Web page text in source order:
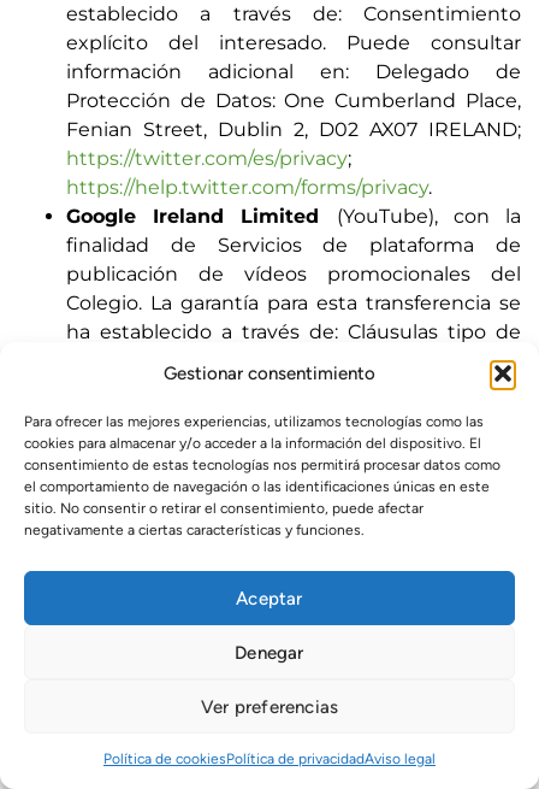
Gestionar consentimiento
Para ofrecer las mejores experiencias, utilizamos tecnologías como las
cookies para almacenar y/o acceder a la información del dispositivo. El
consentimiento de estas tecnologías nos permitirá procesar datos como
el comportamiento de navegación o las identificaciones únicas en este
sitio. No consentir o retirar el consentimiento, puede afectar
negativamente a ciertas características y funciones.
Aceptar
Denegar
Ver preferencias
Política de cookiesPolítica de privacidadAviso legal
establecido a través de: Consentimiento
explícito del interesado. Puede consultar
información adicional en: Delegado de
Protección de Datos: One Cumberland Place,
Fenian Street, Dublin 2, D02 AX07 IRELAND;
https://twitter.com/es/privacy;
https://help.twitter.com/forms/privacy.
Google Ireland Limited (YouTube), con la
finalidad de Servicios de plataforma de
publicación de vídeos promocionales del
Colegio. La garantía para esta transferencia se
ha establecido a través de: Cláusulas tipo de
protección de datos. Puede consultar
información adicional en:
https://policies.google.com/privacy?hl=es;
https://support.google.com/policies/answer/
hl=es&visit_id=638211518626325875-
2142653611&rd=2.
LinkedIn Ireland Unlimited Company
publicación de contenidos de la organización.
La garantía para esta transferencia se ha
establecido a través de: Consentimiento
información adicional en:
https://www.linkedin.com/help/linkedin/answer/